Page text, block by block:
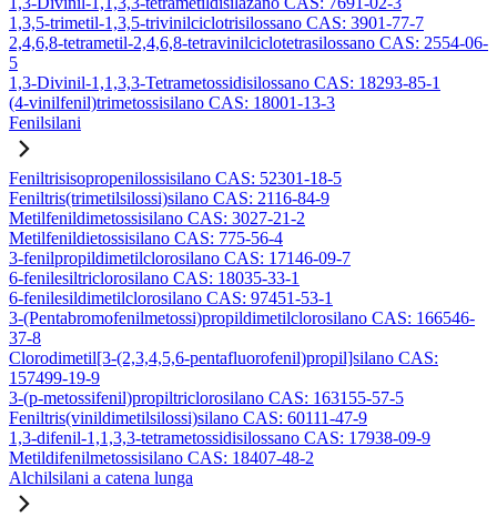
1,3,5-trimetil-1,3,5-trivinilciclotrisilossano CAS: 3901-77-7
2,4,6,8-tetrametil-2,4,6,8-tetravinilciclotetrasilossano CAS: 2554-06-
5
1,3-Divinil-1,1,3,3-Tetrametossidisilossano CAS: 18293-85-1
(4-vinilfenil)trimetossisilano CAS: 18001-13-3
Fenilsilani
Feniltrisisopropenilossisilano CAS: 52301-18-5
Feniltris(trimetilsilossi)silano CAS: 2116-84-9
Metilfenildimetossisilano CAS: 3027-21-2
Metilfenildietossisilano CAS: 775-56-4
3-fenilpropildimetilclorosilano CAS: 17146-09-7
6-fenilesiltriclorosilano CAS: 18035-33-1
6-fenilesildimetilclorosilano CAS: 97451-53-1
3-(Pentabromofenilmetossi)propildimetilclorosilano CAS: 166546-
37-8
Clorodimetil[3-(2,3,4,5,6-pentafluorofenil)propil]silano CAS:
157499-19-9
3-(p-metossifenil)propiltriclorosilano CAS: 163155-57-5
Feniltris(vinildimetilsilossi)silano CAS: 60111-47-9
1,3-difenil-1,1,3,3-tetrametossidisilossano CAS: 17938-09-9
Metildifenilmetossisilano CAS: 18407-48-2
Alchilsilani a catena lunga